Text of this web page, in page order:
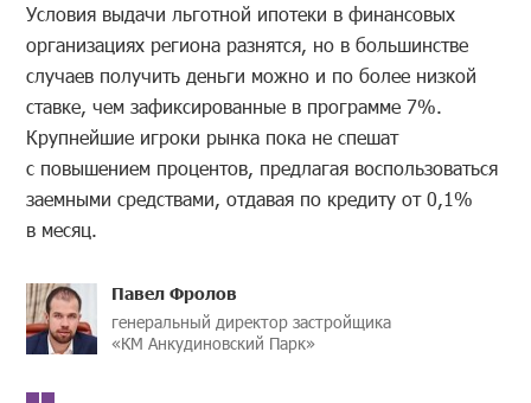
Условия выдачи льготной ипотеки в финансовых
организациях региона разнятся, но в большинстве
случаев получить деньги можно и по более низкой
ставке, чем зафиксированные в программе 7%.
Крупнейшие игроки рынка пока не спешат
с повышением процентов, предлагая воспользоваться
заемными средствами, отдавая по кредиту от 0,1%
в месяц.
Павел Фролов
генеральный директор застройщика
«КМ Анкудиновский Парк»